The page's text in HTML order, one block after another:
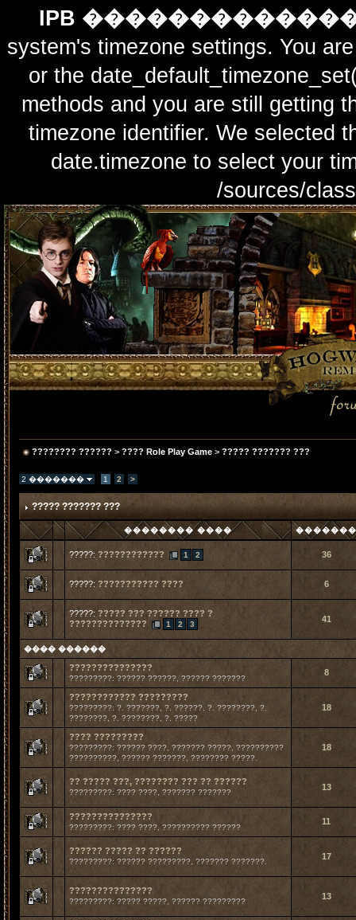
IPB
system's timezone settings. You
or the
methods and you are still getting
timezone identifier. We selected
date.timezone to select
/sources/
???????? ?????? > ???? Role Play Game > ????? ??????? ???
2 ������� 1 2 >
????? ??????? ???
�������� ���� �������
?????: ???????????? 1 2 36
?????: ??????????? ???? 6
?????: ????? ??? ?????? ???? ?
??????????????
1 2 3
41
���� ������
???????????????
?????????: ?????? ??????, ?????? ???????
8
???????????? ?????????
?????????: ?. ???????, ?. ??????, ?. ????????, ?.
????????, ?. ????????, ?. ?????
18
???? ?????????
?????????: ?????? ????, ??????? ?????, ??????????
??????????, ?????? ???????, ???????? ?????.
18
?? ????? ???, ???????? ??? ?? ??????
?????????: ???? ????, ??????? ???????
13
???????????????
?????????: ???? ????, ?????????? ??????
11
?????? ????? ?? ??????
?????????: ?????? ?????????, ??????? ???????.
17
???????????????
?????????: ????? ?????, ?????? ?????????
13